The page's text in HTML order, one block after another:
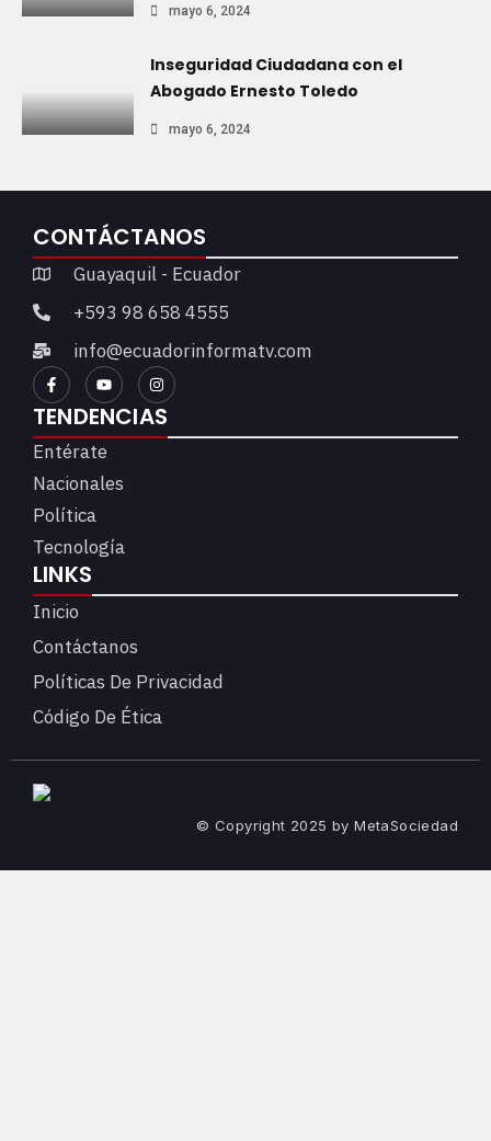
mayo 6, 2024
Inseguridad Ciudadana con el
Abogado Ernesto Toledo
mayo 6, 2024
CONTÁCTANOS
Guayaquil - Ecuador
+593 98 658 4555
info@ecuadorinformatv.com
TENDENCIAS
Entérate
Nacionales
Política
Tecnología
LINKS
Inicio
Contáctanos
Políticas De Privacidad
Código De Ética
© Copyright 2025 by MetaSociedad